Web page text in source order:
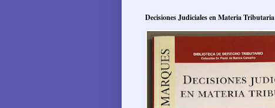
Decisiones Judiciales en Materia Tributaria